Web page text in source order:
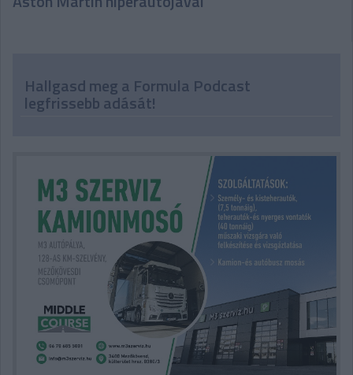
Hallgasd meg a Formula Podcast
legfrissebb adását!